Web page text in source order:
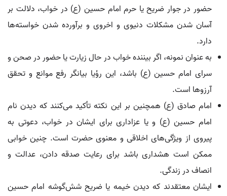
حضور در جوار ضریح یا حرم امام حسین (ع) در خواب، دلالت بر
آسان شدن مشکلات دنیوی و اخروی و برآورده شدن خواسته‌ها
دارد.
به عنوان نمونه، اگر بیننده خواب در حال زیارت یا حضور در صحن و
سرای امام حسین (ع) باشد، این رؤیا بیانگر رفع موانع و تحقق
آرزوها است.
امام صادق (ع) همچنین بر این نکته تأکید می‌کنند که دیدن نام
امام حسین (ع) و یا عزاداری برای ایشان در خواب، دعوتی به
پیروی از ویژگی‌های اخلاقی و معنوی حضرت است. چنین خوابی
ممکن است هشداری باشد برای رعایت صدقه دادن، عدالت و
انصاف در زندگی.
ایشان معتقدند که دیدن خیمه یا ضریح شش‌گوشه امام حسین